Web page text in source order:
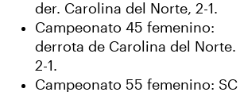
der. Carolina del Norte, 2-1.
Campeonato 45 femenino:
derrota de Carolina del Norte.
2-1.
Campeonato 55 femenino: SC